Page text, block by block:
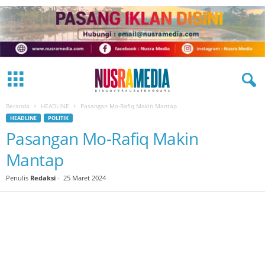
Beranda HEADLINE Pasangan Mo-Rafiq Makin Mantap
HEADLINE POLITIK
Pasangan Mo-Rafiq Makin
Mantap
Penulis Redaksi - 25 Maret 2024